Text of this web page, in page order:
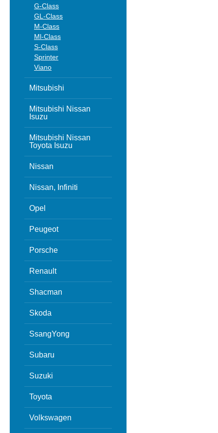
G-Class
GL-Class
M-Class
Ml-Class
S-Class
Sprinter
Viano
Mitsubishi
Mitsubishi Nissan
Isuzu
Mitsubishi Nissan
Toyota Isuzu
Nissan
Nissan, Infiniti
Opel
Peugeot
Porsche
Renault
Shacman
Skoda
SsangYong
Subaru
Suzuki
Toyota
Volkswagen